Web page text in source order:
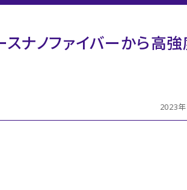
スナノファイバーから高
2023